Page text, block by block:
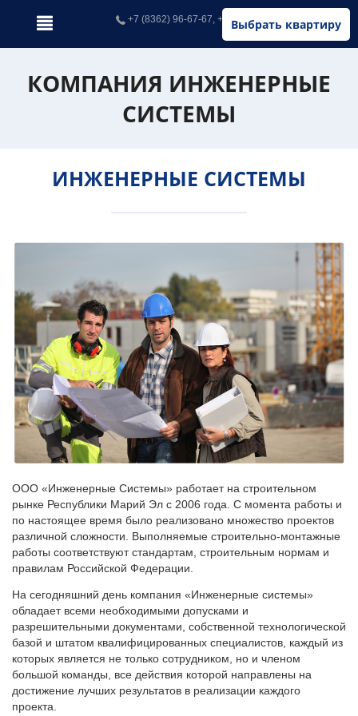
Выбрать квартиру
+7 (8362) 96-67-67, +7 (902) 326-67-67
КОМПАНИЯ ИНЖЕНЕРНЫЕ
СИСТЕМЫ
ИНЖЕНЕРНЫЕ СИСТЕМЫ
ООО «Инженерные Системы» работает на строительном
рынке Республики Марий Эл с 2006 года. С момента работы и
по настоящее время было реализовано множество проектов
различной сложности. Выполняемые строительно-монтажные
работы соответствуют стандартам, строительным нормам и
правилам Российской Федерации.
На сегодняшний день компания «Инженерные системы»
обладает всеми необходимыми допусками и
разрешительными документами, собственной технологической
базой и штатом квалифицированных специалистов, каждый из
которых является не только сотрудником, но и членом
большой команды, все действия которой направлены на
достижение лучших результатов в реализации каждого
проекта.